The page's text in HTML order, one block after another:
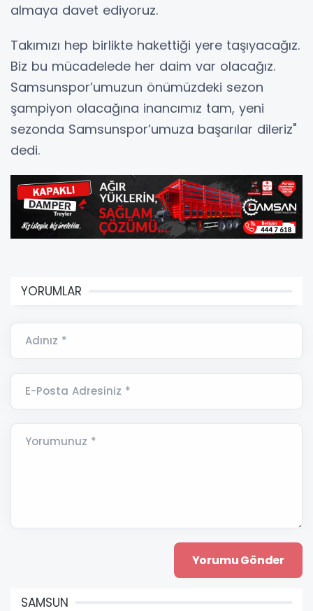
almaya davet ediyoruz.
Takımızı hep birlikte hakettiği yere taşıyacağız.
Biz bu mücadelede her daim var olacağız.
Samsunspor’umuzun önümüzdeki sezon
şampiyon olacağına inancımız tam, yeni
sezonda Samsunspor’umuza başarılar dileriz"
dedi.
YORUMLAR
Adınız *
E-Posta Adresiniz *
Yorumunuz *
SAMSUN